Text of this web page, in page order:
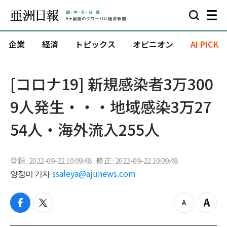
企業 経済 トピックス オピニオン AI PICK
[コロナ19] 新規感染者3万300
9人発生・・・地域感染3万27
54人・海外流入255人
登録 : 2022-09-22 10:09:48 修正 : 2022-09-22 10:09:48
양정미 기자 ssaleya@ajunews.com
f
t
z
Z